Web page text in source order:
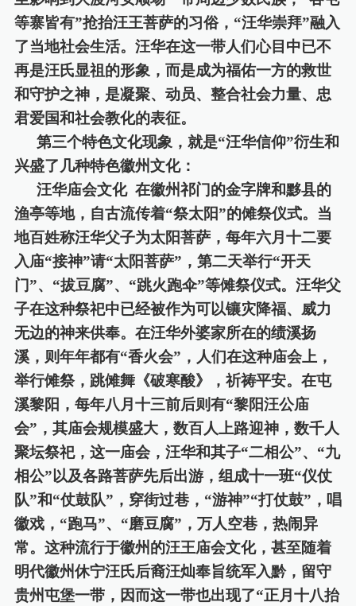
等寨皆有”抢抬汪王菩萨的习俗，“汪华崇拜”融入
了当地社会生活。汪华在这一带人们心目中已不
再是汪氏显祖的形象，而是成为福佑一方的救世
和守护之神，是凝聚、动员、整合社会力量、忠
君爱国和社会教化的表征。
第三个特色文化现象，就是“汪华信仰”衍生和
兴盛了几种特色徽州文化：
汪华庙会文化 在徽州祁门的金字牌和黟县的
渔亭等地，自古流传着“祭太阳”的傩祭仪式。当
地百姓称汪华父子为太阳菩萨，每年六月十二要
入庙“接神”请“太阳菩萨”，第二天举行“开天
门”、“拔豆腐”、“跳火跑伞”等傩祭仪式。汪华父
子在这种祭祀中已经被作为可以镶灾降福、威力
无边的神来供奉。在汪华外婆家所在的绩溪扬
溪，则年年都有“香火会”，人们在这种庙会上，
举行傩祭，跳傩舞《破寒酸》，祈祷平安。在屯
溪黎阳，每年八月十三前后则有“黎阳汪公庙
会”，其庙会规模盛大，数百人上路迎神，数千人
聚坛祭祀，这一庙会，汪华和其子“二相公”、“九
相公”以及各路菩萨先后出游，组成十一班“仪仗
队”和“仗鼓队”，穿街过巷，“游神”“打仗鼓”，唱
徽戏，“跑马”、“磨豆腐”，万人空巷，热闹异
常。这种流行于徽州的汪王庙会文化，甚至随着
明代徽州休宁汪氏后裔汪灿奉旨统军入黔，留守
贵州屯堡一带，因而这一带也出现了“正月十八抬